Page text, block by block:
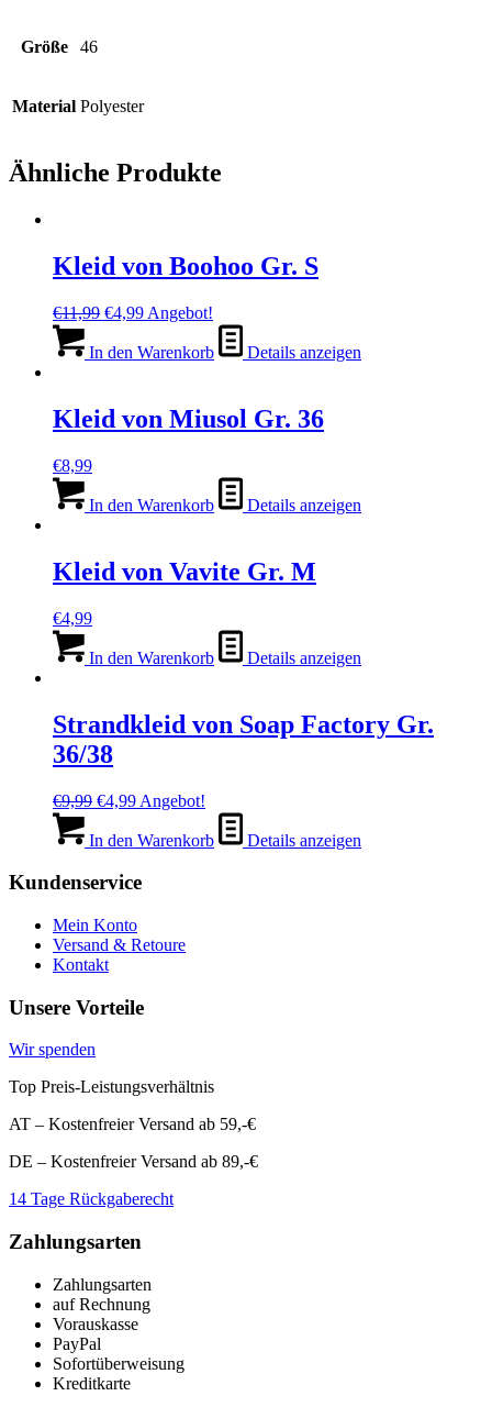
Größe 46
Material Polyester
Ähnliche Produkte
Kleid von Boohoo Gr. S
€11,99 Ursprünglicher
war:
€4,99Aktueller
ist:
Angebot!
In den Warenkorb Details anzeigen
Kleid von Miusol Gr. 36
€8,99
In den Warenkorb Details anzeigen
Kleid von Vavite Gr. M
€4,99
In den Warenkorb Details anzeigen
Strandkleid von Soap Factory Gr.
36/38
€9,99 Ursprünglicher
war:
€4,99Aktueller
ist:
Angebot!
In den Warenkorb Details anzeigen
Kundenservice
Mein Konto
Versand & Retoure
Kontakt
Unsere Vorteile
Wir spenden
Top Preis-Leistungsverhältnis
AT – Kostenfreier Versand ab 59,-€
DE – Kostenfreier Versand ab 89,-€
14 Tage Rückgaberecht
Zahlungsarten
Zahlungsarten
auf Rechnung
Vorauskasse
PayPal
Sofortüberweisung
Kreditkarte